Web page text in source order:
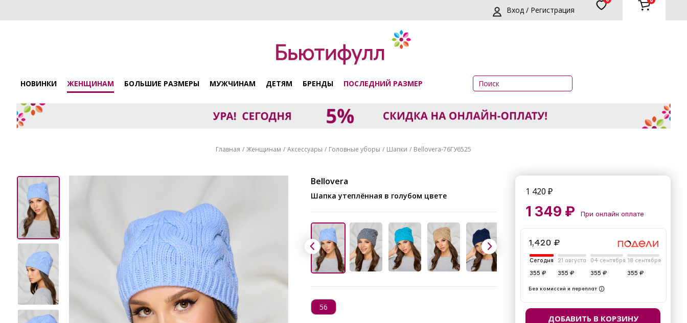
Вход / Регистрация
НОВИНКИ ЖЕНЩИНАМ БОЛЬШИЕ РАЗМЕРЫ МУЖЧИНАМ ДЕТЯМ БРЕНДЫ ПОСЛЕДНИЙ РАЗМЕР
Главная Женщинам Аксессуары Головные уборы Шапки Bellovera-76ГУ6525
Bellovera
Шапка утеплённая в голубом цвете
56
1 420 ₽
1 349 ₽ При онлайн оплате
1,420 ₽
Сегодня
355 ₽
21 августа
355 ₽
04 сентября
355 ₽
18 сентября
355 ₽
Без комиссий и переплат
ДОБАВИТЬ В КОРЗИНУ